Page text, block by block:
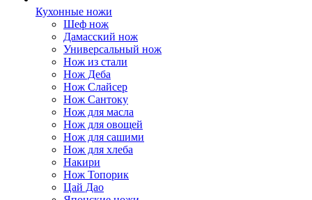
Кухонные ножи
Шеф нож
Дамасский нож
Универсальный нож
Нож из стали
Нож Деба
Нож Слайсер
Нож Сантоку
Нож для масла
Нож для овощей
Нож для сашими
Нож для хлеба
Накири
Нож Топорик
Цай Дао